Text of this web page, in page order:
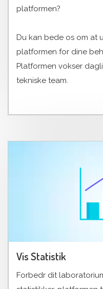
platformen?
Du kan bede os om at
platformen for dine
Platformen vokser
tekniske team.
Vis Statistik
Forbedr dit